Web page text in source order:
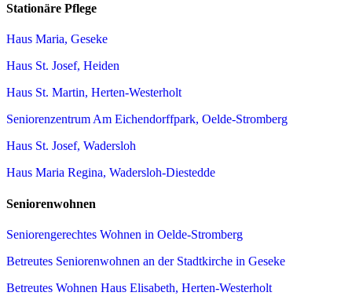
Stationäre Pflege
Haus Maria, Geseke
Haus St. Josef, Heiden
Haus St. Martin, Herten-Westerholt
Seniorenzentrum Am Eichendorffpark, Oelde-Stromberg
Haus St. Josef, Wadersloh
Haus Maria Regina, Wadersloh-Diestedde
Seniorenwohnen
Seniorengerechtes Wohnen in Oelde-Stromberg
Betreutes Seniorenwohnen an der Stadtkirche in Geseke
Betreutes Wohnen Haus Elisabeth, Herten-Westerholt